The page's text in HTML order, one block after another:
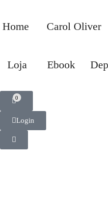
Home Carol Oliver
Loja Ebook
0
Login